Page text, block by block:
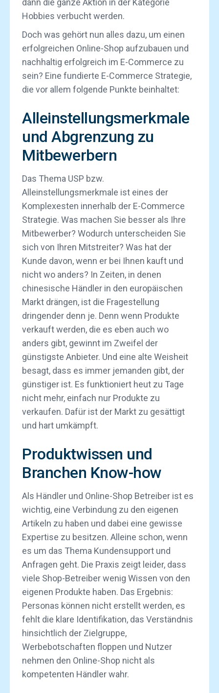
dann die ganze Aktion in der Kategorie
Hobbies verbucht werden.
Doch was gehört nun alles dazu, um einen
erfolgreichen Online-Shop aufzubauen und
nachhaltig erfolgreich im E-Commerce zu
sein? Eine fundierte E-Commerce Strategie,
die vor allem folgende Punkte beinhaltet:
Alleinstellungsmerkmale
und Abgrenzung zu
Mitbewerbern
Das Thema USP bzw.
Alleinstellungsmerkmale ist eines der
Komplexesten innerhalb der E-Commerce
Strategie. Was machen Sie besser als Ihre
Mitbewerber? Wodurch unterscheiden Sie
sich von Ihren Mitstreiter? Was hat der
Kunde davon, wenn er bei Ihnen kauft und
nicht wo anders? In Zeiten, in denen
chinesische Händler in den europäischen
Markt drängen, ist die Fragestellung
dringender denn je. Denn wenn Produkte
verkauft werden, die es eben auch wo
anders gibt, gewinnt im Zweifel der
günstigste Anbieter. Und eine alte Weisheit
besagt, dass es immer jemanden gibt, der
günstiger ist. Es funktioniert heut zu Tage
nicht mehr, einfach nur Produkte zu
verkaufen. Dafür ist der Markt zu gesättigt
und hart umkämpft.
Produktwissen und
Branchen Know-how
Als Händler und Online-Shop Betreiber ist es
wichtig, eine Verbindung zu den eigenen
Artikeln zu haben und dabei eine gewisse
Expertise zu besitzen. Alleine schon, wenn
es um das Thema Kundensupport und
Anfragen geht. Die Praxis zeigt leider, dass
viele Shop-Betreiber wenig Wissen von den
eigenen Produkte haben. Das Ergebnis:
Personas können nicht erstellt werden, es
fehlt die klare Identifikation, das Verständnis
hinsichtlich der Zielgruppe,
Werbebotschaften floppen und Nutzer
nehmen den Online-Shop nicht als
kompetenten Händler wahr.